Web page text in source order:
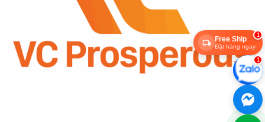
1
Free Ship
Đặt hàng ngay
1